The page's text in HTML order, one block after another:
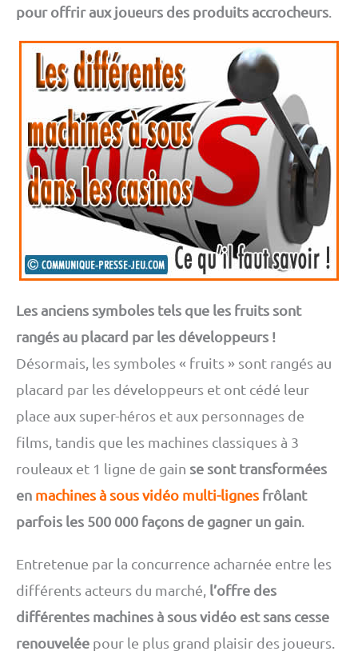
pour offrir aux joueurs des produits accrocheurs.
Les anciens symboles tels que les fruits sont
rangés au placard par les développeurs !
Désormais, les symboles « fruits » sont rangés au
placard par les développeurs et ont cédé leur
place aux super-héros et aux personnages de
films, tandis que les machines classiques à 3
rouleaux et 1 ligne de gain se sont transformées
en machines à sous vidéo multi-lignes frôlant
parfois les 500 000 façons de gagner un gain
Entretenue par la concurrence acharnée entre les
différents acteurs du marché, l’offre des
différentes machines à sous vidéo est sans cesse
renouvelée pour le plus grand plaisir des joueurs.